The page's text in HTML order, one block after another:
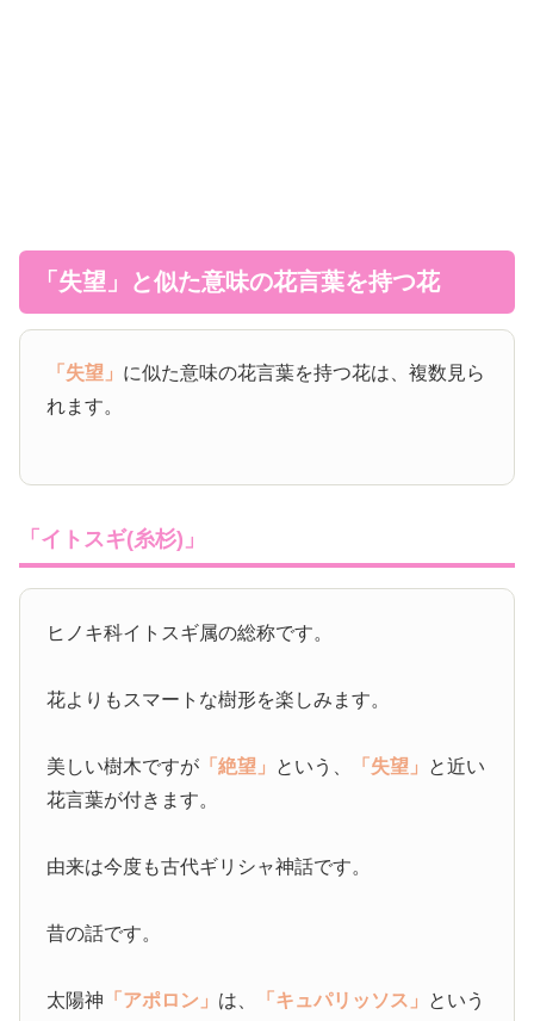
「失望」と似た意味の花言葉を持つ花
「失望」 に似た意味の花言葉を持つ花は、複数見ら
れます。
「イトスギ(糸杉)」
ヒノキ科イトスギ属の総称です。
花よりもスマートな樹形を楽しみます。
美しい樹木ですが 「絶望」 という、 「失望」 と近い
花言葉が付きます。
由来は今度も古代ギリシャ神話です。
昔の話です。
太陽神 「アポロン」 は、 「キュパリッソス」 という